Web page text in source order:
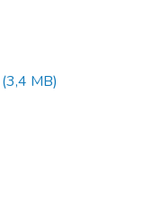
(3,4 MB)